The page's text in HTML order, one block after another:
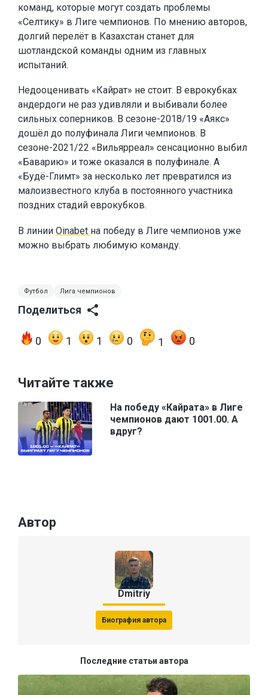
команд, которые могут создать проблемы
«Селтику» в Лиге чемпионов. По мнению авторов,
долгий перелёт в Казахстан станет для
шотландской команды одним из главных
испытаний.
Недооценивать «Кайрат» не стоит. В еврокубках
андердоги не раз удивляли и выбивали более
сильных соперников. В сезоне-2018/19 «Аякс»
дошёл до полуфинала Лиги чемпионов. В
сезоне-2021/22 «Вильярреал» сенсационно выбил
«Баварию» и тоже оказался в полуфинале. А
«Будё-Глимт» за несколько лет превратился из
малоизвестного клуба в постоянного участника
поздних стадий еврокубков.
В линии Oinabet на победу в Лиге чемпионов уже
можно выбрать любимую команду.
Футбол Лига чемпионов
Поделиться
0 1 1 0 1 0
Читайте также
На победу «Кайрата» в Лиге
чемпионов дают 1001.00. А
вдруг?
Автор
Dmitriy
Биография автора
Последние статьи автора